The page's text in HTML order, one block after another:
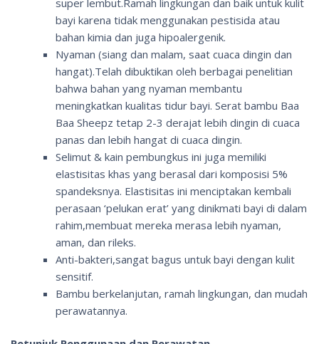
bayi karena tidak menggunakan pestisida atau
bahan kimia dan juga hipoalergenik.
Nyaman (siang dan malam, saat cuaca dingin dan
hangat).Telah dibuktikan oleh berbagai penelitian
bahwa bahan yang nyaman membantu
meningkatkan kualitas tidur bayi. Serat bambu Baa
Baa Sheepz tetap 2-3 derajat lebih dingin di cuaca
panas dan lebih hangat di cuaca dingin.
Selimut & kain pembungkus ini juga memiliki
elastisitas khas yang berasal dari komposisi 5%
spandeksnya. Elastisitas ini menciptakan kembali
perasaan ‘pelukan erat’ yang dinikmati bayi di dalam
rahim,membuat mereka merasa lebih nyaman,
aman, dan rileks.
Anti-bakteri,sangat bagus untuk bayi dengan kulit
sensitif.
Bambu berkelanjutan, ramah lingkungan, dan mudah
perawatannya.